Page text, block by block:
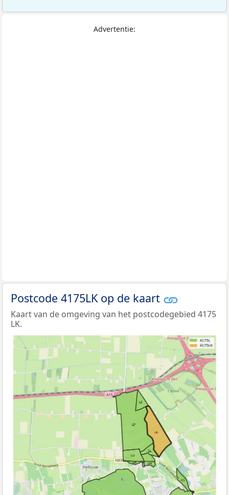
Advertentie:
Postcode 4175LK op de kaart
Kaart van de omgeving van het postcodegebied 4175
LK.